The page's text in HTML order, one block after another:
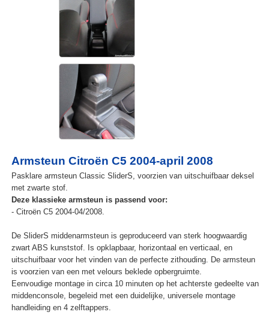
Armsteun Citroën C5 2004-april 2008
Pasklare armsteun Classic SliderS, voorzien van uitschuifbaar deksel
met zwarte stof.
Deze klassieke armsteun is passend voor:
- Citroën C5 2004-04/2008.
De SliderS middenarmsteun is geproduceerd van sterk hoogwaardig
zwart ABS kunststof. Is opklapbaar, horizontaal en verticaal, en
uitschuifbaar voor het vinden van de perfecte zithouding. De armsteun
is voorzien van een met velours beklede opbergruimte.
Eenvoudige montage in circa 10 minuten op het achterste gedeelte van
middenconsole, begeleid met een duidelijke, universele montage
handleiding en 4 zelftappers.